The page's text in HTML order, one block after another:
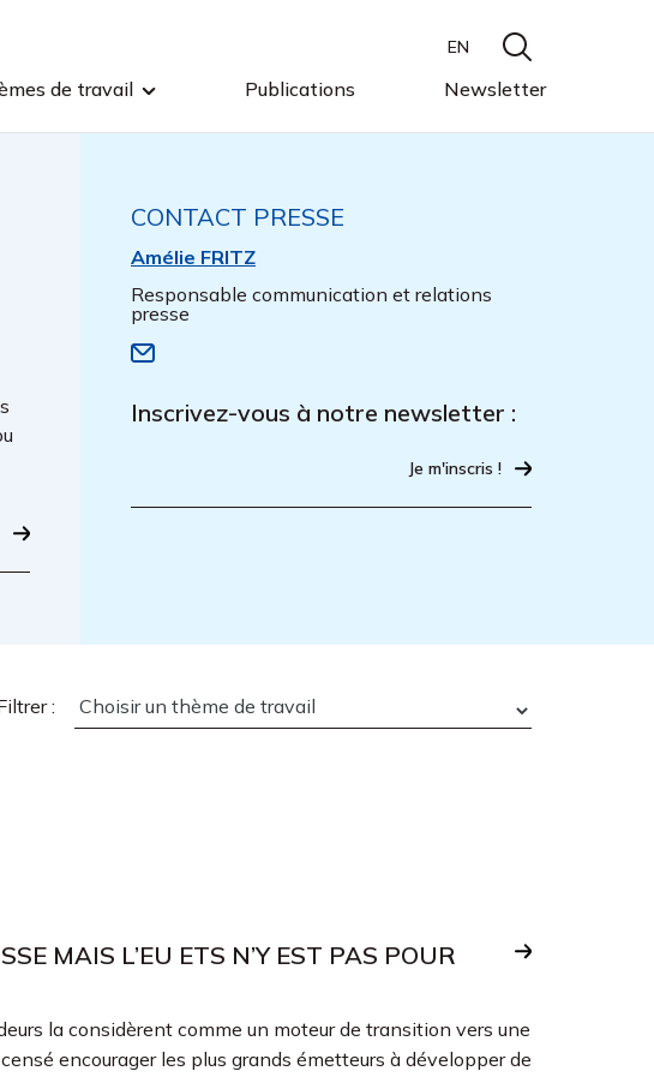
de travail Publications Newsletter
EN
CONTACT PRESSE
Amélie FRITZ
Responsable communication et relations
presse
Inscrivez-vous à notre newsletter :
Je m'inscris !
:
MAIS L’EU ETS N’Y EST PAS POUR
la considèrent comme un moteur de transition vers une
encourager les plus grands émetteurs à développer de